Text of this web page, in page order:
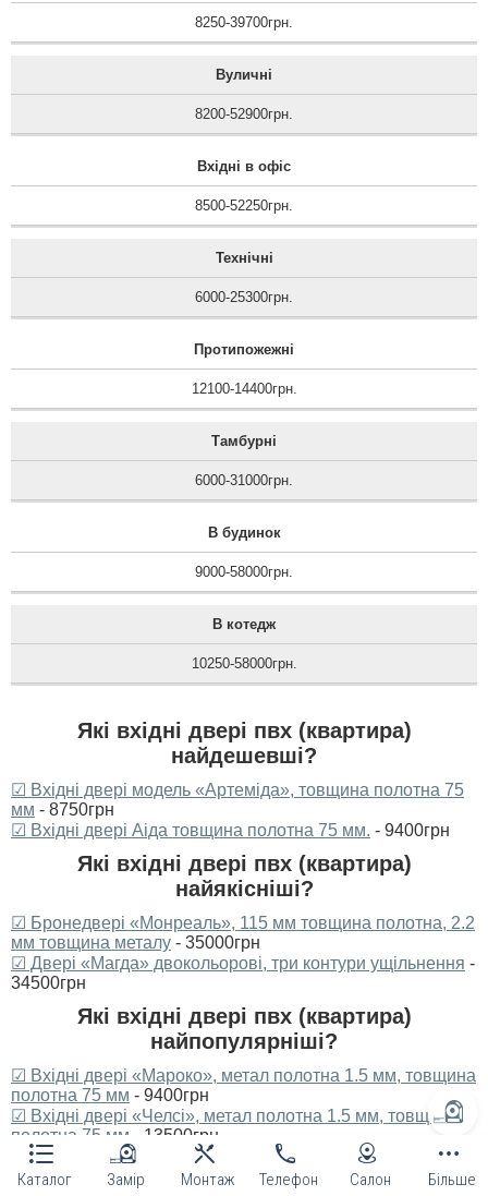
Каталог Замір Монтаж Телефон Салон Більше
8250-39700грн.
Вуличні
8200-52900грн.
Вхідні в офіс
8500-52250грн.
Технічні
6000-25300грн.
Протипожежні
12100-14400грн.
Тамбурні
6000-31000грн.
В будинок
9000-58000грн.
В котедж
10250-58000грн.
Які вхідні двері пвх (квартира)
найдешевші?
☑ Вхідні двері модель «Артеміда», товщина полотна 75
мм - 8750грн
☑ Вхідні двері Аіда товщина полотна 75 мм. - 9400грн
Які вхідні двері пвх (квартира)
найякісніші?
☑ Бронедвері «Монреаль», 115 мм товщина полотна, 2.2
мм товщина металу - 35000грн
☑ Двері «Магда» двокольорові, три контури ущільнення -
34500грн
Які вхідні двері пвх (квартира)
найпопулярніші?
☑ Вхідні двері «Мароко», метал полотна 1.5 мм, товщина
полотна 75 мм - 9400грн
☑ Вхідні двері «Челсі», метал полотна 1.5 мм, товщина
полотна 75 мм - 13500грн
Середня оцінка товарів цієї категорії:
4.9 із 5 на основі 333 відгуків